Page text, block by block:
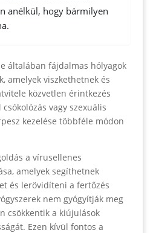
anélkül, hogy bármilyen
általában fájdalmas hólyagok
amelyek viszkethetnek és
közvetlen érintkezés
vagy szexuális
kezelése többféle módon
a vírusellenes
amelyek segíthetnek
és lerövidíteni a fertőzés
nem gyógyítják meg
csökkentik a kiújulások
Ezen kívül fontos a